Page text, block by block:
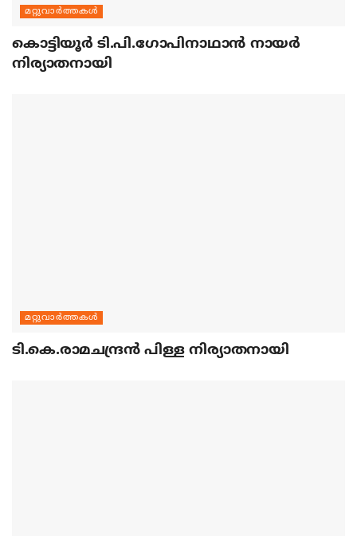
മറ്റുവാര്‍ത്തകള്‍
കൊട്ടിയൂര്‍ ടി.പി.ഗോപിനാഥാന്‍ നായര്‍
നിര്യാതനായി
മറ്റുവാര്‍ത്തകള്‍
ടി.കെ.രാമചന്ദ്രന്‍ പിള്ള നിര്യാതനായി